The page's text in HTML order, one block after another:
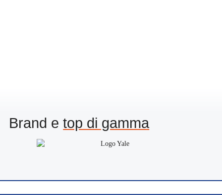
Brand etop di gamma